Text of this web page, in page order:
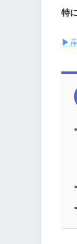
特
▶